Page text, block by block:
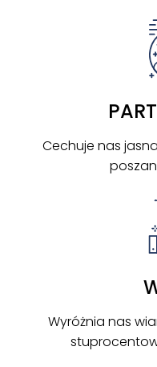
Cechuje nas
Wyróżnia nas